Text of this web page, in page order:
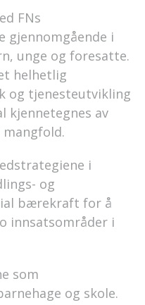
FNs
gjennomgående i
unge og foresatte.
helhetlig
og tjenesteutvikling
kjennetegnes av
i
og
bærekraft for å
innsatsområder i
som
og skole.